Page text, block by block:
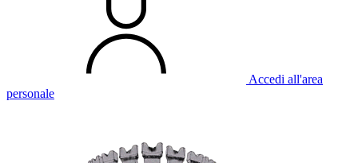
Accedi all'area
personale